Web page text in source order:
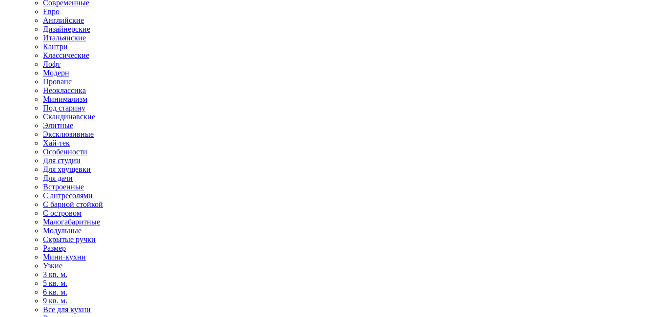
Современные
Евро
Английские
Дизайнерские
Итальянские
Кантри
Классические
Лофт
Модерн
Прованс
Неоклассика
Минимализм
Под старину
Скандинавские
Элитные
Эксклюзивные
Хай-тек
Особенности
Для студии
Для хрущевки
Для дачи
Встроенные
С антресолями
С барной стойкой
С островом
Малогабаритные
Модульные
Скрытые ручки
Размер
Мини-кухни
Узкие
3 кв. м.
5 кв. м.
6 кв. м.
9 кв. м.
Все для кухни